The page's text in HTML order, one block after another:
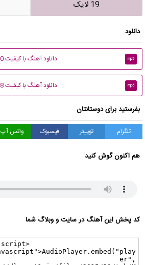
19 لایک
دانلود
mp3 دانلود آهنگ با کیفیت 320
mp3 دانلود آهنگ با کیفیت 128
بفرستید برای دوستانتان
تلگرام توییتر فیسبوک واتس آپ
هم اکنون گوش کنید
کد پخش این آهنگ در سایت و وبلاگ شما